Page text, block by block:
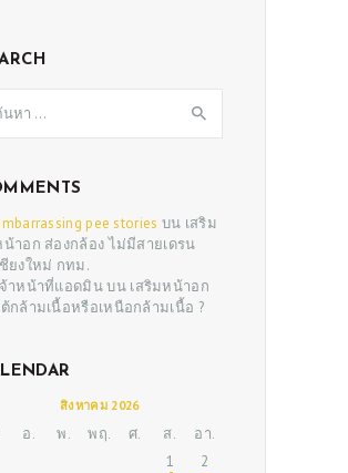
รับ:
pee stories บน เสริม
าอก ส่องกล้อง ไม่มีสายเดรน
ชียงใหม่ กทม.
จ้าหน้าที่แอดมินบน เสริมหน้าอก
กล้ามเนื้อหรือเหนือกล้ามเนื้อ ?
สิงหาคม 2026
อ. พ. พฤ. ศ. ส. อา.
1
2